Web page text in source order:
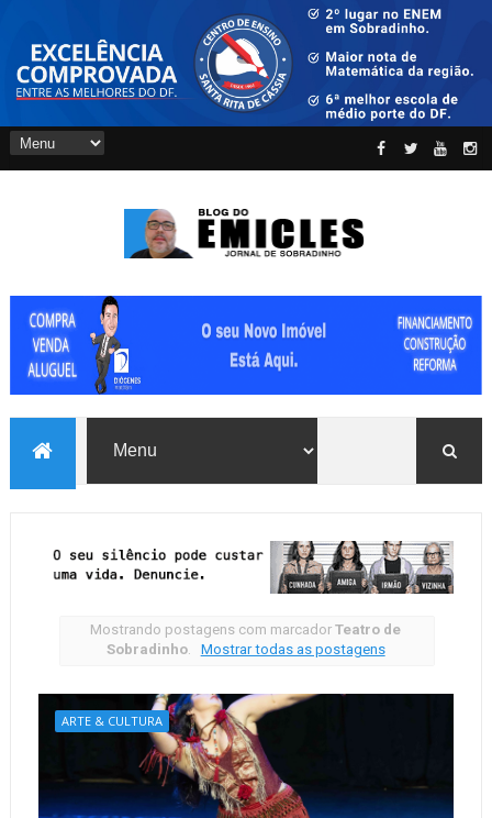
Mostrando postagens com marcadorTeatro de
Sobradinho. Mostrar todas as postagens
ARTE & CULTURA